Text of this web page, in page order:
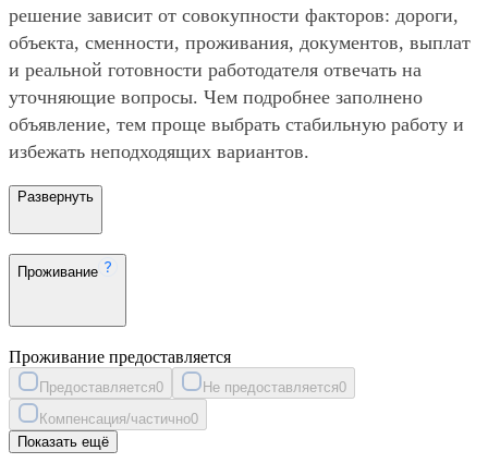
решение зависит от совокупности факторов: дороги,
объекта, сменности, проживания, документов, выплат
и реальной готовности работодателя отвечать на
уточняющие вопросы. Чем подробнее заполнено
объявление, тем проще выбрать стабильную работу и
избежать неподходящих вариантов.
Развернуть
Проживание
Проживание предоставляется
Предоставляется0 Не предоставляется0
Компенсация/частично0
Показать ещё